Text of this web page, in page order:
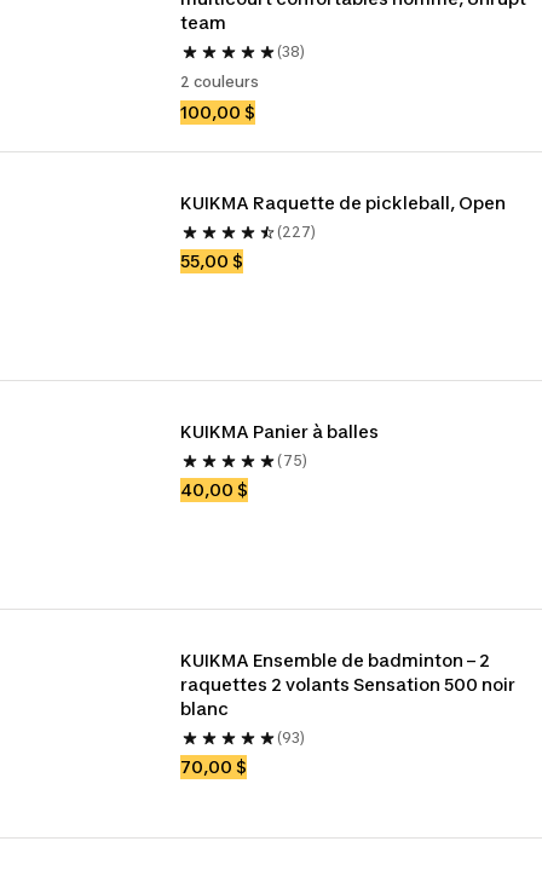
team
(38)
2 couleurs
100,00 $
KUIKMA Raquette de pickleball, Open
(227)
55,00 $
KUIKMA Panier à balles
(75)
40,00 $
KUIKMA Ensemble de badminton – 2
raquettes 2 volants Sensation 500 noir
blanc
(93)
70,00 $